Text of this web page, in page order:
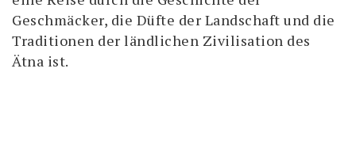
Geschmäcker, die Düfte der Landschaft und die
Traditionen der ländlichen Zivilisation des
Ätna ist.